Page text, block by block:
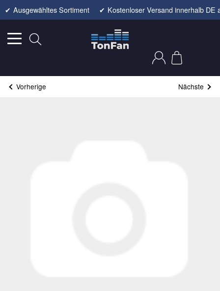
✔ Ausgewähltes Sortiment ✔ Kostenloser Versand innerhalb DE
Vorherige Nächste